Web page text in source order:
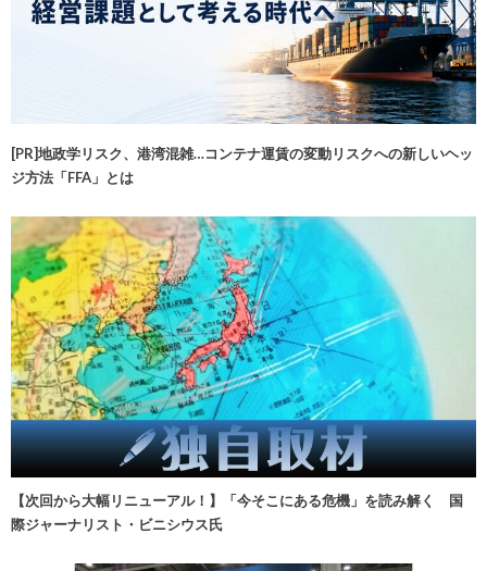
[PR]地政学リスク、港湾混雑…コンテナ運賃の変動リスクへの新しいヘッ
ジ方法「FFA」とは
【次回から大幅リニューアル！】「今そこにある危機」を読み解く 国
際ジャーナリスト・ビニシウス氏